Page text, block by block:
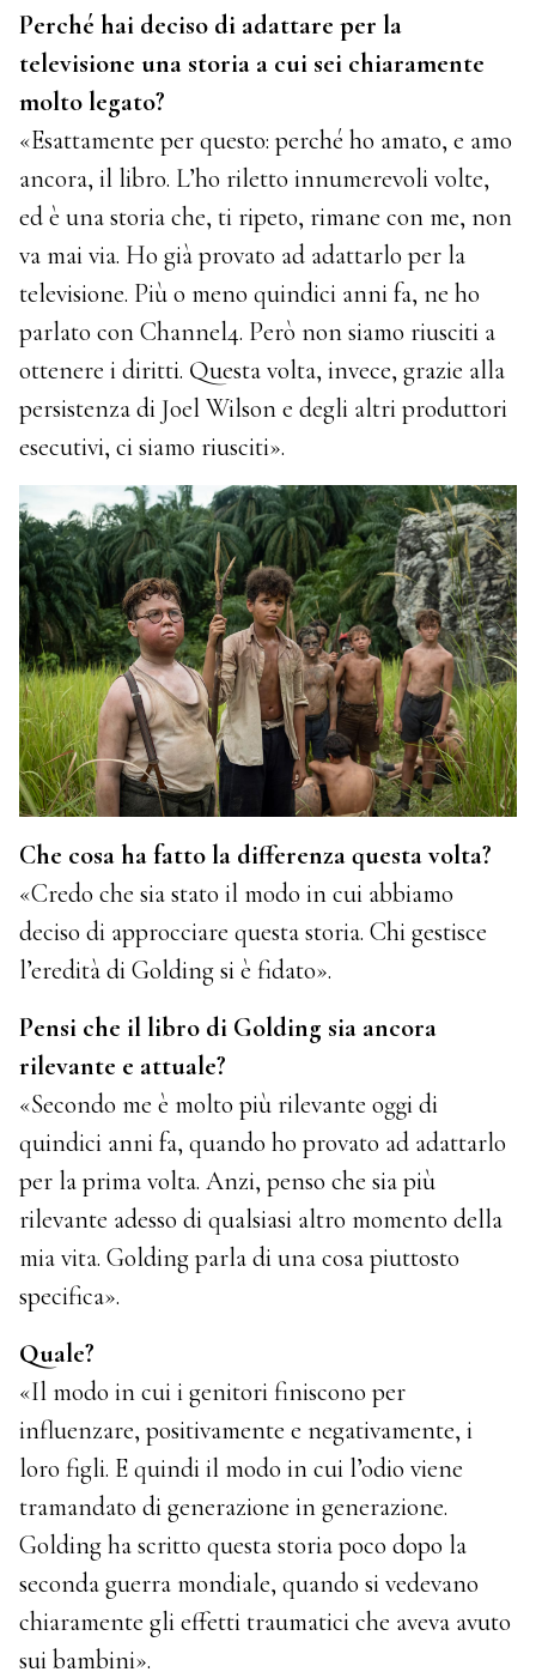
Perché hai deciso di adattare per la
televisione una storia a cui sei chiaramente
molto legato?
«Esattamente per questo: perché ho amato, e amo
ancora, il libro. L’ho riletto innumerevoli volte,
ed è una storia che, ti ripeto, rimane con me, non
va mai via. Ho già provato ad adattarlo per la
televisione. Più o meno quindici anni fa, ne ho
parlato con Channel4. Però non siamo riusciti a
ottenere i diritti. Questa volta, invece, grazie alla
persistenza di Joel Wilson e degli altri produttori
esecutivi, ci siamo riusciti».
Che cosa ha fatto la differenza questa volta?
«Credo che sia stato il modo in cui abbiamo
deciso di approcciare questa storia. Chi gestisce
l’eredità di Golding si è fidato».
Pensi che il libro di Golding sia ancora
rilevante e attuale?
«Secondo me è molto più rilevante oggi di
quindici anni fa, quando ho provato ad adattarlo
per la prima volta. Anzi, penso che sia più
rilevante adesso di qualsiasi altro momento della
mia vita. Golding parla di una cosa piuttosto
specifica».
Quale?
«Il modo in cui i genitori finiscono per
influenzare, positivamente e negativamente, i
loro figli. E quindi il modo in cui l’odio viene
tramandato di generazione in generazione.
Golding ha scritto questa storia poco dopo la
seconda guerra mondiale, quando si vedevano
chiaramente gli effetti traumatici che aveva avuto
sui bambini».